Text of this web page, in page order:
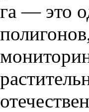
га — это